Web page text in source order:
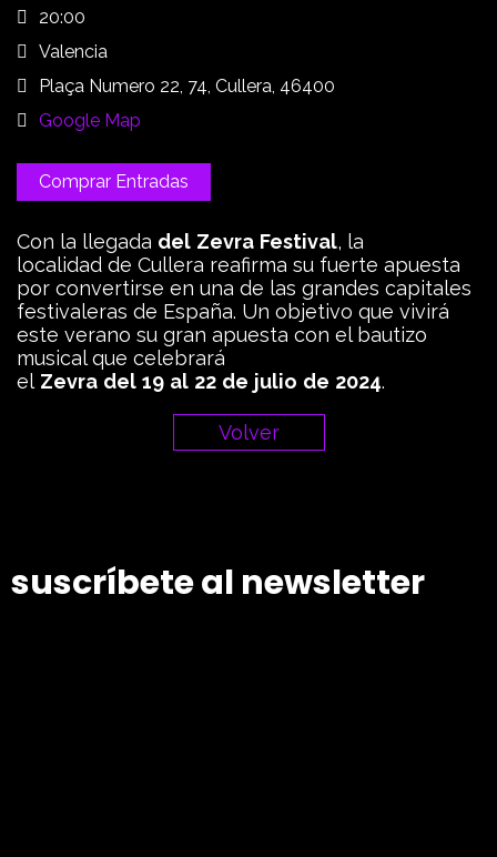
20:00
Valencia
Plaça Numero 22, 74, Cullera, 46400
Google Map
Comprar Entradas
Con la llegada del Zevra Festival, la
localidad de Cullera reafirma su fuerte apuesta
por convertirse en una de las grandes capitales
festivaleras de España. Un objetivo que vivirá
este verano su gran apuesta con el bautizo
musical que celebrará
el Zevra del 19 al 22 de julio de 2024.
Volver
suscríbete al newsletter